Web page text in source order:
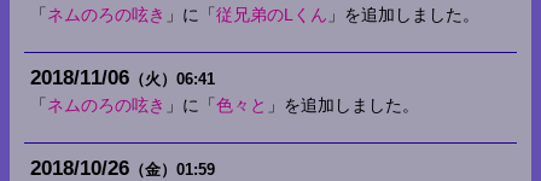
「 ネムのろの呟き 」に「 従兄弟のLくん 」を追加しました。
2018 11 06 （火） 06:41
「 ネムのろの呟き 」に「 色々と 」を追加しました。
2018 10 26 （金） 01:59